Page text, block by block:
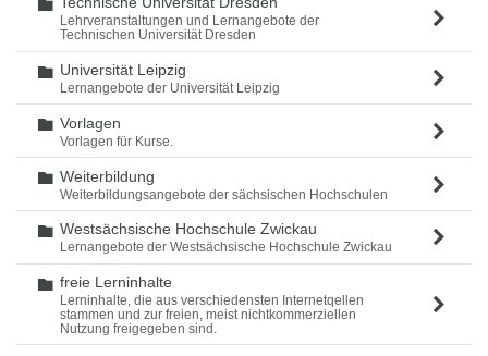
Ordner
Lehrveranstaltungen und Lernangebote der
Technischen Universität Dresden
Ordner
Universität Leipzig
Lernangebote der Universität Leipzig
Ordner
Vorlagen
Vorlagen für Kurse.
Ordner
Weiterbildung
Weiterbildungsangebote der sächsischen Hochschulen
Ordner
Westsächsische Hochschule Zwickau
Lernangebote der Westsächsische Hochschule Zwickau
Ordner
freie Lerninhalte
Lerninhalte, die aus verschiedensten Internetqellen
stammen und zur freien, meist nichtkommerziellen
Nutzung freigegeben sind.